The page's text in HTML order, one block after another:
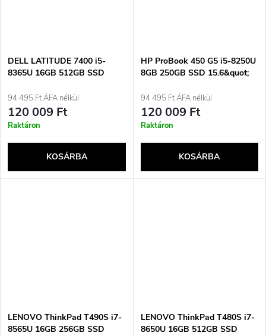
DELL LATITUDE 7400 i5-
8365U 16GB 512GB SSD
Használt
94 495 Ft ÁFA nélkül
120 009 Ft
Raktáron
KOSÁRBA
HP ProBook 450 G5 i5-8250U
8GB 250GB SSD 15.6&quot;
Használt
94 495 Ft ÁFA nélkül
120 009 Ft
Raktáron
KOSÁRBA
LENOVO ThinkPad T490S i7-
8565U 16GB 256GB SSD
LENOVO ThinkPad T480S i7-
8650U 16GB 512GB SSD